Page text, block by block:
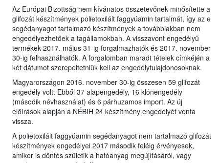
Az Európai Bizottság nem kívánatos összetevőnek minősítette a
glifozát készítmények polietoxilált faggyúamin tartalmát, így az e
segédanyagot tartalmazó készítmények a továbbiakban nem
engedélyezhetőek a tagállamokban. A visszavont engedélyű
termékek 2017. május 31-ig forgalmazhatók és 2017. november
30-ig felhasználhatók. A forgalomban maradt tételek címkéjén a
két dátumot szerepeltetniük kell az engedélytulajdonosoknak.
Magyarországon 2016. november 30-ig összesen 59 glifozát
engedély volt. Ebből 37 alapengedély, 16 klónengedély
(második névhasználat) és 6 párhuzamos import. Az új
előírások alapján a NÉBIH 24 készítmény engedélyét vonta
vissza.
A polietoxilált faggyúamin segédanyagot nem tartalmazó glifozát
készítmények engedélyei 2017 második feléig érvényesek,
amikor is döntés születik a hatóanyag megújításáról, vagy